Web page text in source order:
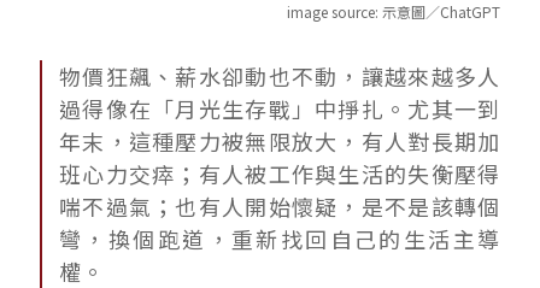
image source: 示意圖／ChatGPT
物價狂飆、薪水卻動也不動，讓越來越多人
過得像在「月光生存戰」中掙扎。尤其一到
年末，這種壓力被無限放大，有人對長期加
班心力交瘁；有人被工作與生活的失衡壓得
喘不過氣；也有人開始懷疑，是不是該轉個
彎，換個跑道，重新找回自己的生活主導
權。